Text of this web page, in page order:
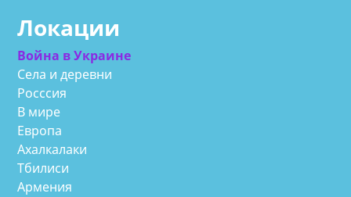
Локации
Война в Украине
Села и деревни
Росссия
В мире
Европа
Ахалкалаки
Тбилиси
Армения